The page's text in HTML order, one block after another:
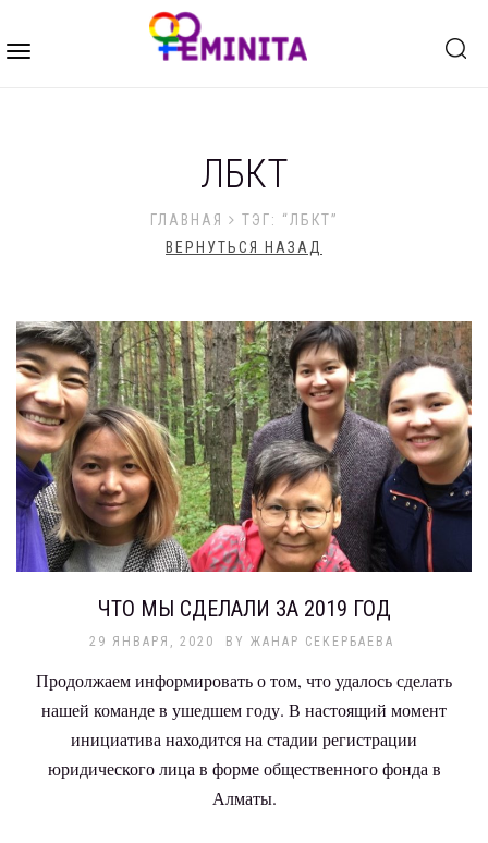
Toggle
ЛБКТ
ГЛАВНАЯ
ТЭГ: “ЛБКТ”
ВЕРНУТЬСЯ НАЗАД
ЧТО МЫ СДЕЛАЛИ ЗА 2019 ГОД
29 ЯНВАРЯ, 2020 BY ЖАНАР СЕКЕРБАЕВА
Продолжаем информировать о том, что удалось сделать
нашей команде в ушедшем году. В настоящий момент
инициатива находится на стадии регистрации
юридического лица в форме общественного фонда в
Алматы.